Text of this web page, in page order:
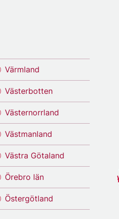
Värmland
Västerbotten
Västernorrland
Västmanland
Västra Götaland
Örebro län
Östergötland